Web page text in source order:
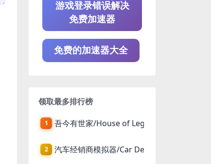
游戏登录错误解决
免费加速器
免费的加速器大全
领取最多排行榜
1 吾今有世家/House of Legacy
2 汽车经销商模拟器/Car Dealer Simulator